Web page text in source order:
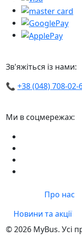
Зв'яжіться із нами:
📞 +38 (048) 708-02-
Ми в соцмережах:
Про нас
Новини та акції
© 2026 MyBus. Усі